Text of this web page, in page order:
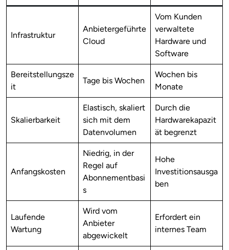
Infrastruktur
Anbietergeführte
Cloud
Vom Kunden
verwaltete
Hardware und
Software
Bereitstellungsze
it
Tage bis Wochen
Wochen bis
Monate
Skalierbarkeit
Elastisch, skaliert
sich mit dem
Datenvolumen
Durch die
Hardwarekapazit
ät begrenzt
Anfangskosten
Niedrig, in der
Regel auf
Abonnementbasi
s
Hohe
Investitionsausga
ben
Laufende
Wartung
Wird vom
Anbieter
abgewickelt
Erfordert ein
internes Team